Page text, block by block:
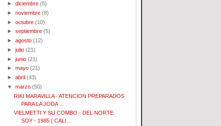
►diciembre (5)
►noviembre (8)
►octubre (10)
►septiembre (5)
►agosto (12)
►julio (21)
►junio (21)
►mayo (21)
►abril (43)
▼marzo (50)
RIKI MARAVILLA - ATENCION PREPARADOS
PARA LA JODA ...
VIELMETTI Y SU COMBO - DEL NORTE
SOY - 1985 ( CALI...